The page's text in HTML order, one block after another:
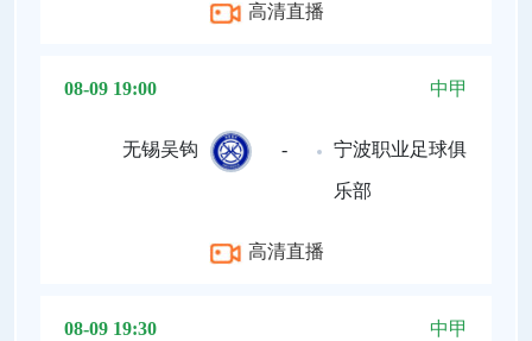
高清直播
08-09 19:00 中甲
无锡吴钩 - 宁波职业足球俱
乐部
高清直播
08-09 19:30 中甲